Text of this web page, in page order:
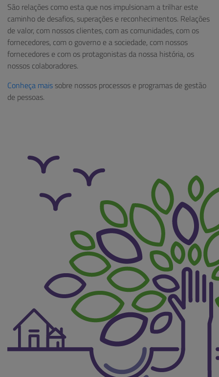
São relações como esta que nos impulsionam a trilhar este
caminho de desafios, superações e reconhecimentos. Relações
de valor, com nossos clientes, com as comunidades, com os
fornecedores, com o governo e a sociedade, com nossos
fornecedores e com os protagonistas da nossa história, os
nossos colaboradores.
Conheça mais sobre nossos processos e programas de gestão
de pessoas.